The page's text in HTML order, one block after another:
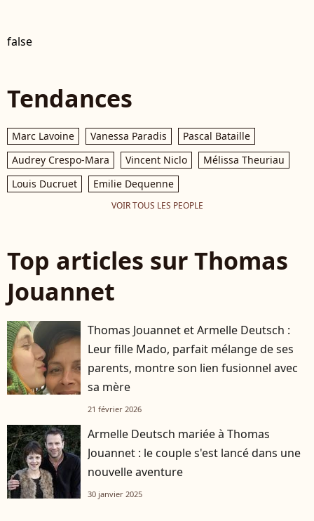
false
Tendances
Marc Lavoine Vanessa Paradis
Pascal Bataille
Audrey Crespo-Mara
Vincent Niclo
Mélissa Theuriau
Louis Ducruet
Emilie Dequenne
VOIR TOUS LES PEOPLE
Top articles sur Thomas
Jouannet
Thomas Jouannet et Armelle Deutsch :
Leur fille Mado, parfait mélange de ses
parents, montre son lien fusionnel avec
sa mère
21 février 2026
Armelle Deutsch mariée à Thomas
Jouannet : le couple s'est lancé dans une
nouvelle aventure
30 janvier 2025